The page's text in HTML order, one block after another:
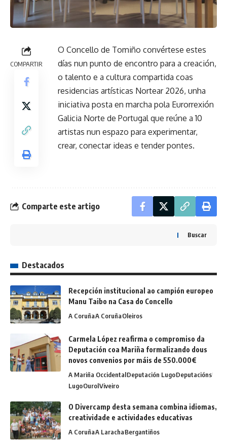
COMPARTIR
O Concello de Tomiño convértese estes
días nun punto de encontro para a creación,
o talento e a cultura compartida coas
residencias artísticas Nortear 2026, unha
iniciativa posta en marcha pola Eurorrexión
Galicia Norte de Portugal que reúne a 10
artistas nun espazo para experimentar,
crear, conectar ideas e tender pontes.
Comparte este artigo
Buscar
Destacados
Recepción institucional ao campión europeo
Manu Taibo na Casa do Concello
A CoruñaA CoruñaOleiros
Carmela López reafirma o compromiso da
Deputación coa Mariña formalizando dous
novos convenios por máis de 550.000€
A Mariña OccidentalDeputación LugoDeputacións
LugoOurolViveiro
O Divercamp desta semana combina idiomas,
creatividade e actividades educativas
A CoruñaA LarachaBergantiños